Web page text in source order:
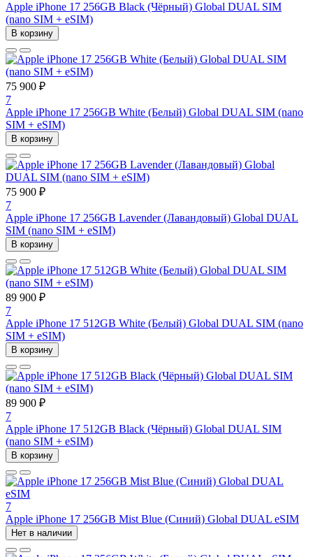
Apple iPhone 17 256GB Black (Чёрный) Global DUAL SIM
(nano SIM + eSIM)
В корзину
75 900 ₽
7
Apple iPhone 17 256GB White (Белый) Global DUAL SIM (nano
SIM + eSIM)
В корзину
75 900 ₽
7
Apple iPhone 17 256GB Lavender (Лавандовый) Global DUAL
SIM (nano SIM + eSIM)
В корзину
89 900 ₽
7
Apple iPhone 17 512GB White (Белый) Global DUAL SIM (nano
SIM + eSIM)
В корзину
89 900 ₽
7
Apple iPhone 17 512GB Black (Чёрный) Global DUAL SIM
(nano SIM + eSIM)
В корзину
7
Apple iPhone 17 256GB Mist Blue (Синий) Global DUAL eSIM
Нет в наличии